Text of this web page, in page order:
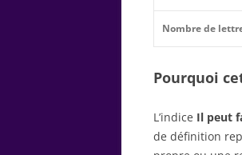
Nombre de
Pourquoi
L’indice Il peut
de définition